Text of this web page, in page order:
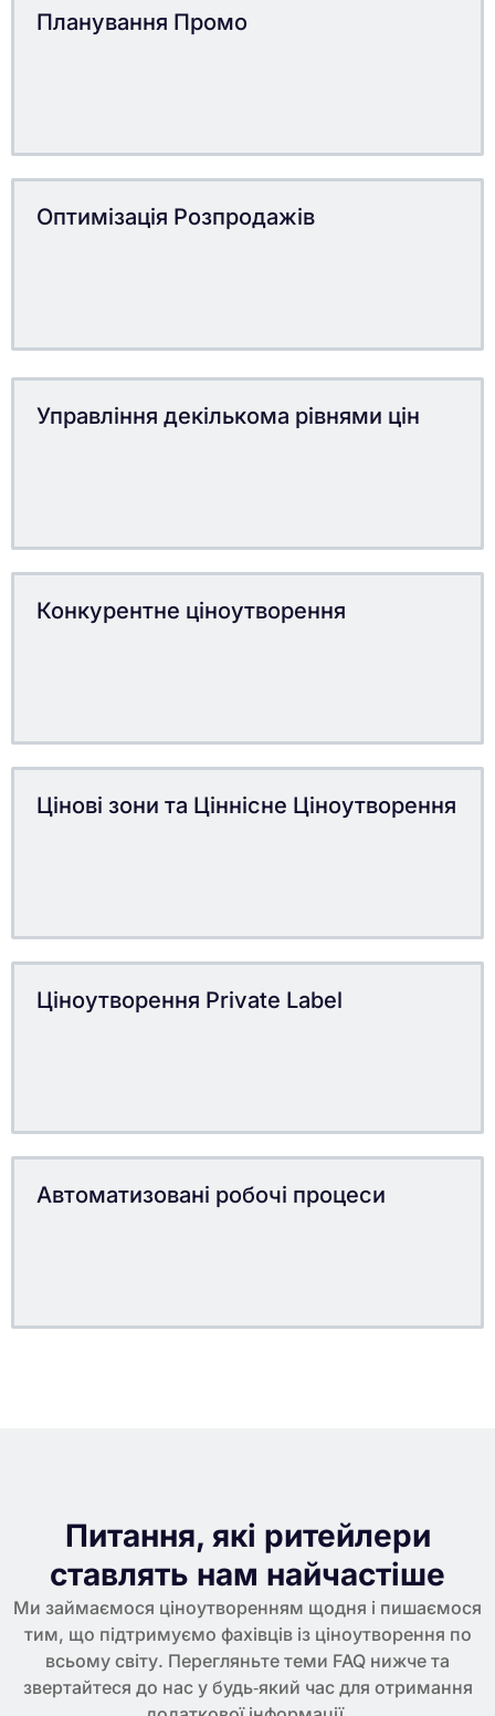
Планування Промо
Оптимізація Розпродажів
Управління декількома рівнями цін
Конкурентне ціноутворення
Цінові зони та Ціннісне Ціноутворення
Ціноутворення Private Label
Автоматизовані робочі процеси
Питання, які ритейлери
ставлять нам найчастіше
Ми займаємося ціноутворенням щодня і пишаємося
тим, що підтримуємо фахівців із ціноутворення по
всьому світу. Перегляньте теми FAQ нижче та
звертайтеся до нас у будь‑який час для отримання